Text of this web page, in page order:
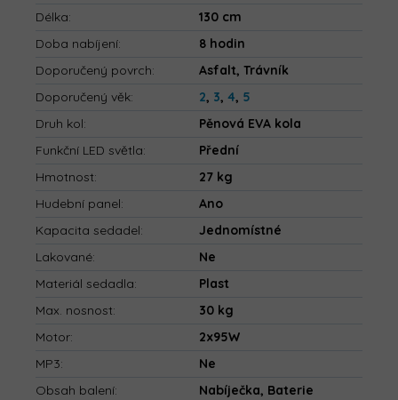
Délka:
130 cm
Doba nabíjení:
8 hodin
Doporučený povrch:
Asfalt, Trávník
Doporučený věk: 2, 3, 4, 5
Druh kol:
Pěnová EVA kola
Funkční LED světla:
Přední
Hmotnost:
27 kg
Hudební panel:
Ano
Kapacita sedadel:
Jednomístné
Lakované:
Ne
Materiál sedadla:
Plast
Max. nosnost:
30 kg
Motor:
2x95W
MP3:
Ne
Obsah balení:
Nabíječka, Baterie